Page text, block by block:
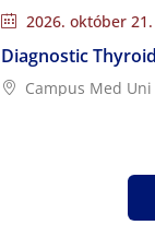
2026. október 21.
Diagnostic
Campus Med Uni